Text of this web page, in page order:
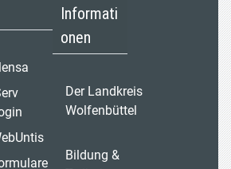
Informati
onen
Der Landkreis
Wolfenbüttel
Bildung &